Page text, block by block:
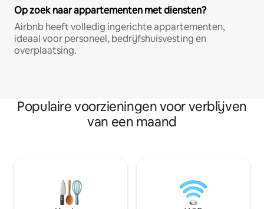
Op zoek naar appartementen met diensten?
Airbnb heeft volledig ingerichte appartementen,
ideaal voor personeel, bedrijfshuisvesting en
overplaatsing.
Populaire voorzieningen voor verblijven
van een maand